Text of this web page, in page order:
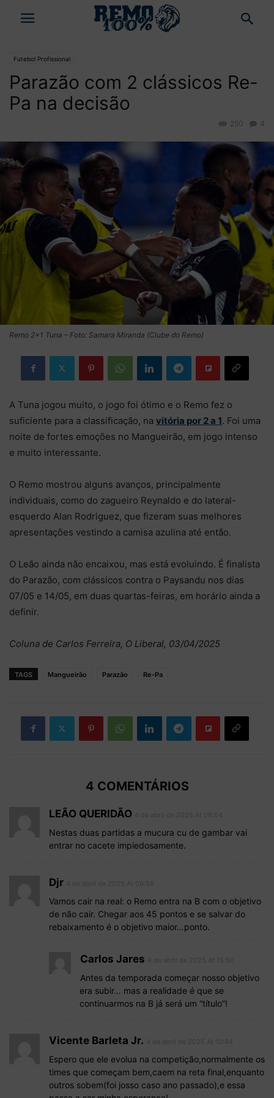
Futebol Profissional
Parazão com 2 clássicos Re-
Pa na decisão
4
250
Remo 2×1 Tuna – Foto: Samara Miranda (Clube do Remo)
A Tuna jogou muito, o jogo foi ótimo e o Remo fez o
suficiente para a classificação, na vitória por 2 a 1. Foi uma
noite de fortes emoções no Mangueirão, em jogo intenso
e muito interessante.
O Remo mostrou alguns avanços, principalmente
individuais, como do zagueiro Reynaldo e do lateral-
esquerdo Alan Rodriguez, que fizeram suas melhores
apresentações vestindo a camisa azulina até então.
O Leão ainda não encaixou, mas está evoluindo. É finalista
do Parazão, com clássicos contra o Paysandu nos dias
07/05 e 14/05, em duas quartas-feiras, em horário ainda a
definir.
Coluna de Carlos Ferreira, O Liberal, 03/04/2025
TAGS Mangueirão Parazão Re-Pa
4 COMENTÁRIOS
LEÃO QUERIDÃO
Nestas duas partidas a mucura cu de gambar vai
entrar no cacete impiedosamente.
Djr
Vamos cair na real: o Remo entra na B com o objetivo
de não cair. Chegar aos 45 pontos e se salvar do
rebaixamento é o objetivo maior…ponto.
Carlos Jares
Antes da temporada começar nosso objetivo
era subir… mas a realidade é que se
continuarmos na B já será um “título”!
Vicente Barleta Jr.
Espero que ele evolua na competição,normalmente os
times que começam bem,caem na reta final,enquanto
outros sobem(foi josso caso ano passado),e essa